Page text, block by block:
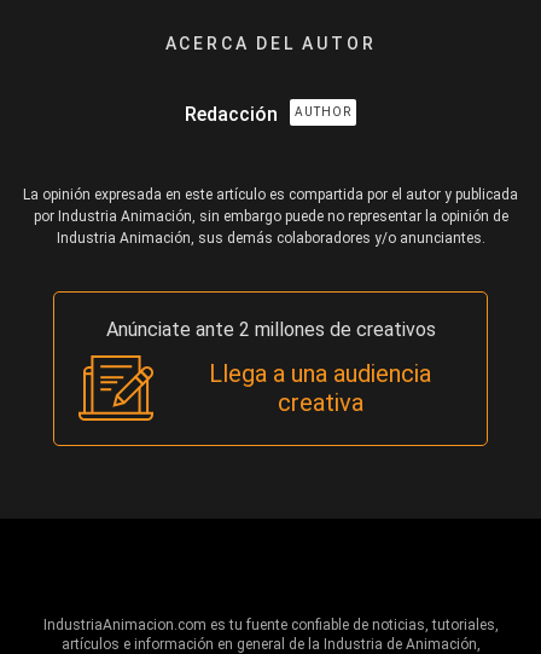
ACERCA DEL AUTOR
Redacción AUTHOR
La opinión expresada en este artículo es compartida por el autor y publicada
por Industria Animación, sin embargo puede no representar la opinión de
Industria Animación, sus demás colaboradores y/o anunciantes.
Anúnciate ante 2 millones de creativos
Llega a una audiencia
creativa
IndustriaAnimacion.com es tu fuente confiable de noticias, tutoriales,
artículos e información en general de la Industria de Animación,